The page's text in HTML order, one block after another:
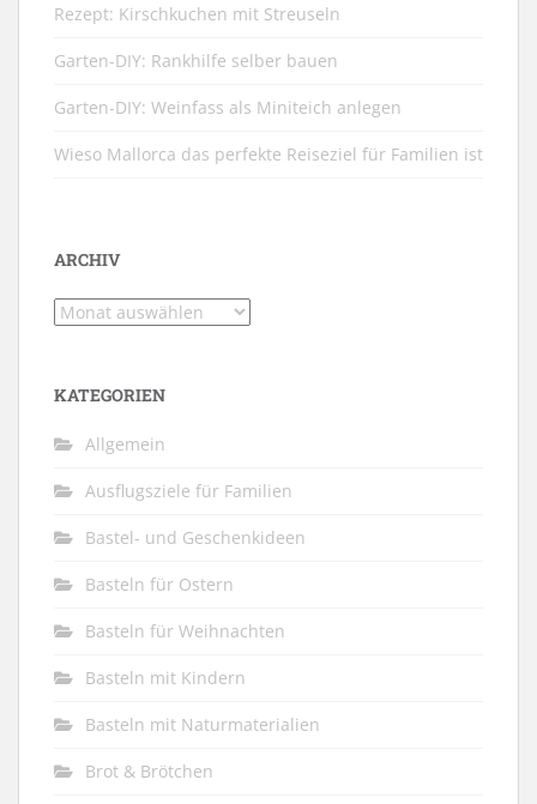
Rezept: Kirschkuchen mit Streuseln
Garten-DIY: Rankhilfe selber bauen
Garten-DIY: Weinfass als Miniteich anlegen
Wieso Mallorca das perfekte Reiseziel für Familien ist
ARCHIV
Archiv
KATEGORIEN
Allgemein
Ausflugsziele für Familien
Bastel- und Geschenkideen
Basteln für Ostern
Basteln für Weihnachten
Basteln mit Kindern
Basteln mit Naturmaterialien
Brot & Brötchen